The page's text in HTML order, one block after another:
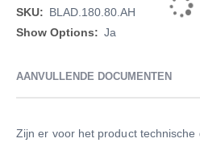
Meer
informatie
BLAD.180.80.AH
Ja
AANVULLENDE DOCUMENTEN
Zijn er voor het product technische